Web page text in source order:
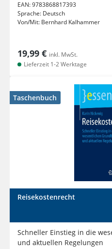
EAN:9783868817393
Sprache: Deutsch
Von/Mit: Bernhard Kalhammer
19,99 € inkl. MwSt.
Lieferzeit 1-2 Werktage
Taschenbuch
Reisekostenrecht
Schneller Einstieg in die
und aktuellen Regelungen